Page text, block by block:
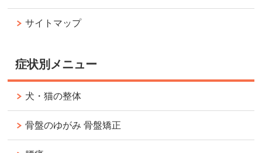
サイトマップ
症状別メニュー
犬・猫の整体
骨盤のゆがみ 骨盤矯正